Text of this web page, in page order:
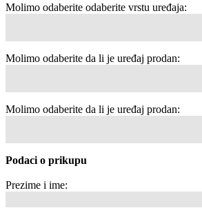
Molimo odaberite odaberite vrstu uređaja:
Molimo odaberite da li je uređaj prodan:
Molimo odaberite da li je uređaj prodan:
Podaci o prikupu
Prezime i ime: